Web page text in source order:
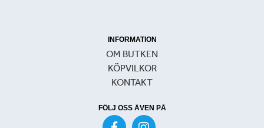
INFORMATION
OM BUTKEN
KÖPVILKOR
KONTAKT
FÖLJ OSS ÄVEN PÅ